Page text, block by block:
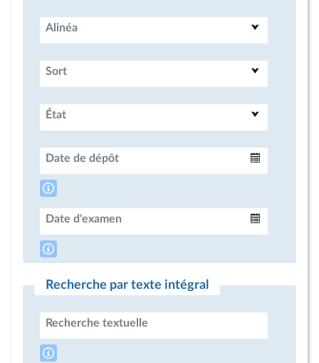
Alinéa
Sort
État
Date de dépôt
Date d'examen
Recherche par texte intégral
Recherche textuelle